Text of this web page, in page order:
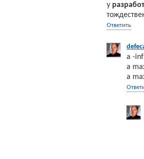
у
Ответить
а -
а
а